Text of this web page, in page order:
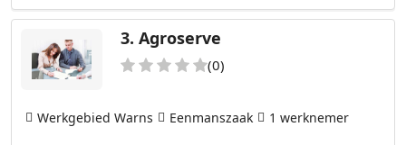
3. Agroserve
(0)
Werkgebied Warns Eenmanszaak 1 werknemer